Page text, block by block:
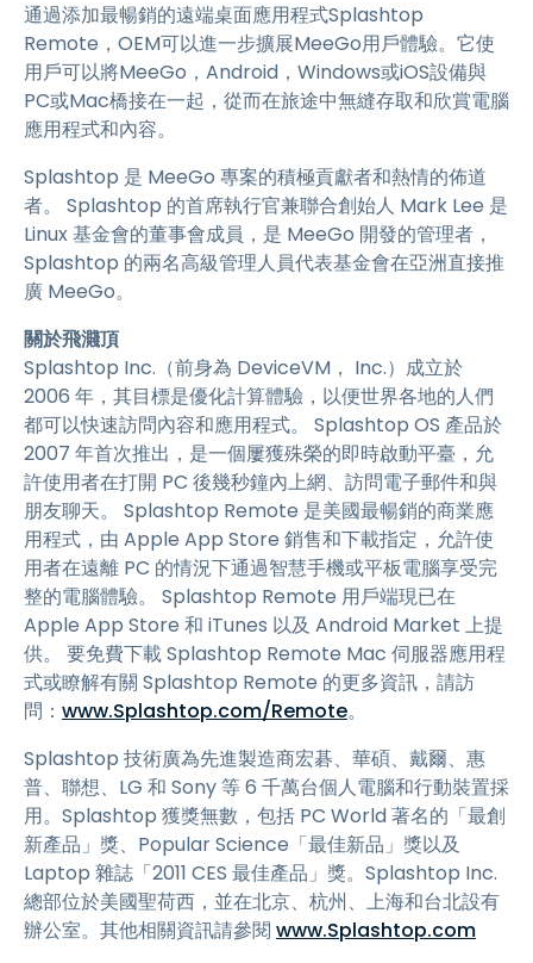
通過添加最暢銷的遠端桌面應用程式Splashtop
Remote，OEM可以進一步擴展MeeGo用戶體驗。它使
用戶可以將MeeGo，Android，Windows或iOS設備與
PC或Mac橋接在一起，從而在旅途中無縫存取和欣賞電腦
應用程式和內容。
Splashtop 是 MeeGo 專案的積極貢獻者和熱情的佈道
者。 Splashtop 的首席執行官兼聯合創始人 Mark Lee 是
Linux 基金會的董事會成員，是 MeeGo 開發的管理者，
Splashtop 的兩名高級管理人員代表基金會在亞洲直接推
廣 MeeGo。
關於飛濺頂
Splashtop Inc.（前身為 DeviceVM， Inc.）成立於
2006 年，其目標是優化計算體驗，以便世界各地的人們
都可以快速訪問內容和應用程式。 Splashtop OS 產品於
2007 年首次推出，是一個屢獲殊榮的即時啟動平臺，允
許使用者在打開 PC 後幾秒鐘內上網、訪問電子郵件和與
朋友聊天。 Splashtop Remote 是美國最暢銷的商業應
用程式，由 Apple App Store 銷售和下載指定，允許使
用者在遠離 PC 的情況下通過智慧手機或平板電腦享受完
整的電腦體驗。 Splashtop Remote 用戶端現已在
Apple App Store 和 iTunes 以及 Android Market 上提
供。 要免費下載 Splashtop Remote Mac 伺服器應用程
式或瞭解有關 Splashtop Remote 的更多資訊，請訪
問： www.Splashtop.com/Remote。
Splashtop 技術廣為先進製造商宏碁、華碩、戴爾、惠
普、聯想、LG 和 Sony 等 6 千萬台個人電腦和行動裝置採
用。Splashtop 獲獎無數，包括 PC World 著名的「最創
新產品」獎、Popular Science「最佳新品」獎以及
Laptop 雜誌「2011 CES 最佳產品」獎。Splashtop Inc.
總部位於美國聖荷西，並在北京、杭州、上海和台北設有
辦公室。其他相關資訊請參閱 www.Splashtop.com